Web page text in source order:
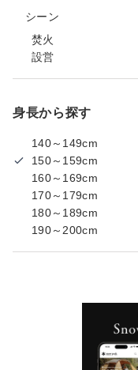
シーン
焚火
設営
身長から探す
140～149cm
150～159cm
160～169cm
170～179cm
180～189cm
190～200cm